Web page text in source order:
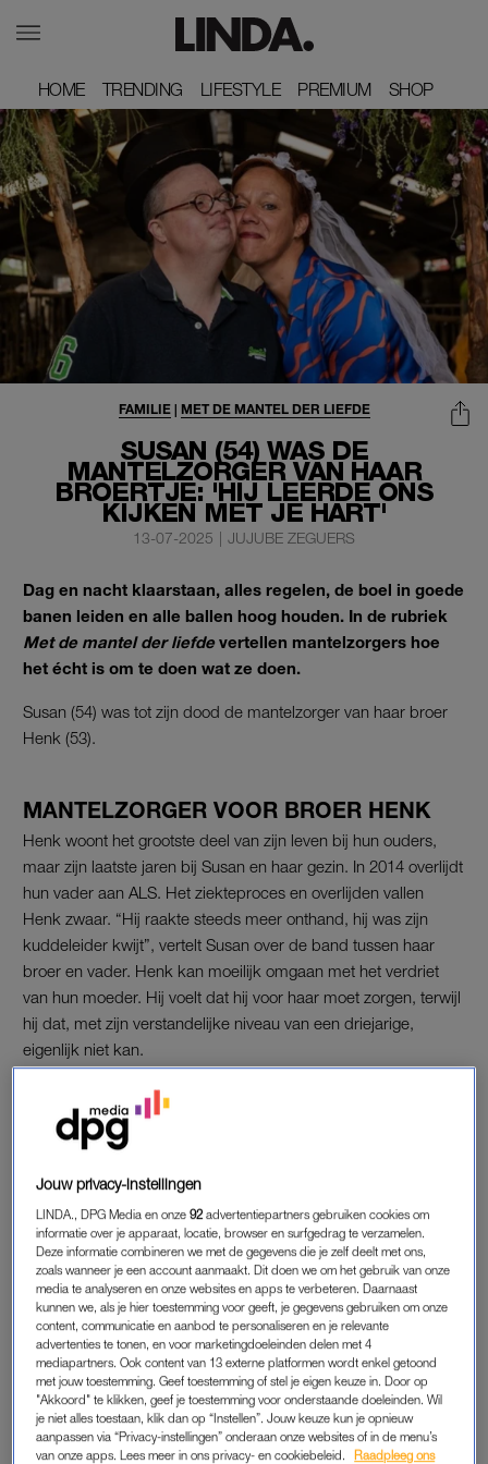
HOME
HOME TRENDING
TRENDING LIFESTYLE
LIFESTYLE PREMIUM
PREMIUM SHOP
SHOP
SUSAN (54) WAS DE
MANTELZORGER VAN HAAR
BROERTJE: 'HIJ LEERDE ONS
KIJKEN MET JE HART'
FAMILIE| MET DE MANTEL DER LIEFDE
13-07-2025 | JUJUBE ZEGUERS
Dag en nacht klaarstaan, alles regelen, de boel in goede
banen leiden en alle ballen hoog houden. In de rubriek
Met de mantel der liefdevertellen mantelzorgers hoe
het écht is om te doen wat ze doen.
Susan (54) was tot zijn dood de mantelzorger van haar broer
Henk (53).
MANTELZORGER VOOR BROER HENK
Henk woont het grootste deel van zijn leven bij hun ouders,
maar zijn laatste jaren bij Susan en haar gezin. In 2014 overlijdt
hun vader aan ALS. Het ziekteproces en overlijden vallen
Henk zwaar. “Hij raakte steeds meer onthand, hij was zijn
kuddeleider kwijt”, vertelt Susan over de band tussen haar
broer en vader. Henk kan moeilijk omgaan met het verdriet
van hun moeder. Hij voelt dat hij voor haar moet zorgen, terwijl
hij dat, met zijn verstandelijke niveau van een driejarige,
eigenlijk niet kan.
In 2020 wordt hun moeder ziek. “Ze had griep, of misschien
corona, dat is nooit helemaal duidelijk geworden. Maar het
was logisch dat Henk in die periode bij ons kwam wonen. Dat
deden we altijd al als er iets was.” Susan en haar man
haar moeder op, de keuze blijft – in overleg met moeder –
staan. Voor Henk is het ook fijn. In deze nieuwe omgeving
bloeit hij weer op. De drie kinderen van Susan en haar man
wonen nog thuis en Henk geniet van de reuring die dat met
zich meebrengt.
De schuur achter het huis werd al verbouwd toen hun vader
nog leefde. Hij wist: als Henk ooit uit huis gaat, dan is er een
plek voor hem bij Susan en haar gezin. Henk woont bij Susan
dus in zijn eigen woonruimte, maar voor het eten en de
Jouw privacy-instellingen
LINDA., DPG Media en onze92 advertentiepartners gebruiken cookies om
informatie over je apparaat, locatie, browser en surfgedrag te verzamelen.
Deze informatie combineren we met de gegevens die je zelf deelt met ons,
zoals wanneer je een account aanmaakt. Dit doen we om het gebruik van onze
media te analyseren en onze websites en apps te verbeteren. Daarnaast
kunnen we, als je hier toestemming voor geeft, je gegevens gebruiken om onze
content, communicatie en aanbod te personaliseren en je relevante
advertenties te tonen, en voor marketingdoeleinden delen met 4
mediapartners. Ook content van 13 externe platformen wordt enkel getoond
met jouw toestemming. Geef toestemming of stel je eigen keuze in. Door op
"Akkoord" te klikken, geef je toestemming voor onderstaande doeleinden. Wil
je niet alles toestaan, klik dan op “Instellen”. Jouw keuze kun je opnieuw
aanpassen via “Privacy-instellingen” onderaan onze websites of in de menu’s
van onze apps. Lees meer in ons privacy- en cookiebeleid.
Raadpleeg ons